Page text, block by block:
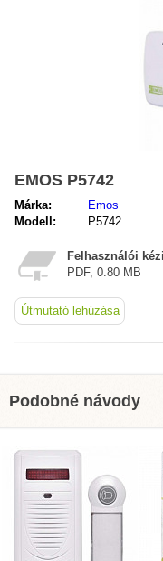
EMOS P5742
Márka:
Emos
Modell:
P5742
Felhasználói
PDF, 0.80 MB
Útmutató lehúzása
Podobné návody